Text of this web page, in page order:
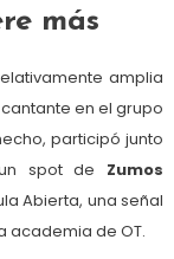
más
amplia
en el grupo
participó junto
spot de Zumos
Abierta, una señal
academia de OT.